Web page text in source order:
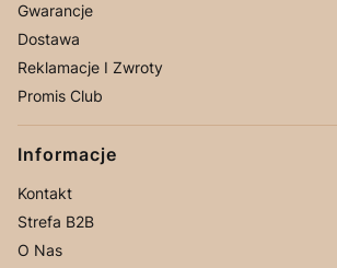
Gwarancje
Dostawa
Reklamacje I Zwroty
Promis Club
Informacje
Kontakt
Strefa B2B
O Nas